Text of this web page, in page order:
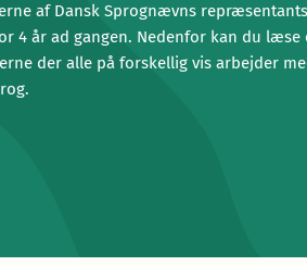
af Dansk Sprognævns
4 år ad gangen. Nedenfor kan du læse
der alle på forskellig vis arbejder